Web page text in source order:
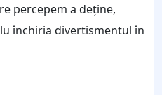
percepem a deține,
închiria divertismentul în